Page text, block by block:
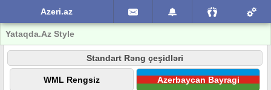
Azeri.az
Yataqda.Az Style
Standart Rəng çeşidləri
WML Rengsiz Azerbaycan Bayragi